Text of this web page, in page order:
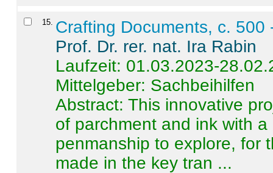
15 Crafting Documents, c. 500
Prof. Dr. rer. nat. Ira Rabin
Laufzeit: 01.03.2023-
Mittelgeber: Sachbeihilfen
Abstract:This innovative
of parchment and ink with
penmanship to explore, for
made in the key tran ...